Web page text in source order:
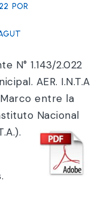
POR
N° 1.143/2.022
AER. I.N.T.A
entre la
Nacional